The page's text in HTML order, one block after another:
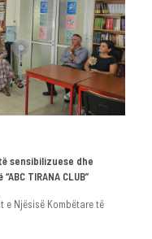
sensibilizuese dhe
TIRANA CLUB”
e Njësisë Kombëtare të